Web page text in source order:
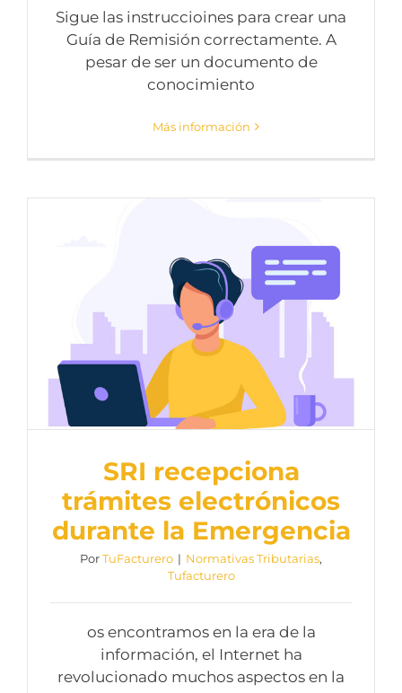
Sigue las instruccioines para crear una
Guía de Remisión correctamente. A
pesar de ser un documento de
conocimiento
Más información
SRI recepciona
trámites electrónicos
durante la Emergencia
PorTuFacturero | Normativas Tributarias,
Tufacturero
os encontramos en la era de la
información, el Internet ha
revolucionado muchos aspectos en la